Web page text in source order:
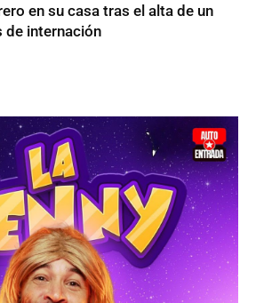
en su casa tras el alta de un
de internación